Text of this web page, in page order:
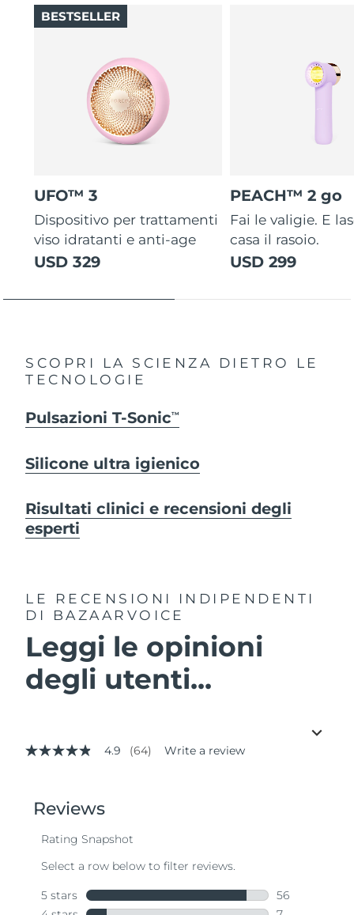
UFO™ 3
Dispositivo per trattamenti
viso idratanti e anti-age
USD 329
BESTSELLER
PEACH™ 2 go
Fai le valigie. E
casa il rasoio.
USD 299
SCOPRI LA SCIENZA DIETRO LE
TECNOLOGIE
Pulsazioni T-SonicTM
Silicone ultra igienico
Risultati clinici e recensioni degli
esperti
LE RECENSIONI INDIPENDENTI
DI BAZAARVOICE
Leggi le opinioni
degli utenti...
4.9
stars,
average
value.
Same
page
4.9 (64) Write a review